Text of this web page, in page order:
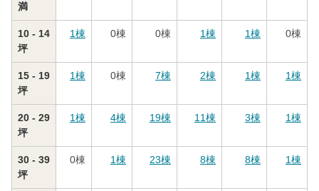
満
10 - 14
坪
1棟 0棟 0棟 1棟 1棟 0棟
15 - 19
坪
1棟 0棟 7棟 2棟 1棟 1棟
20 - 29
坪
1棟 4棟 19棟 11棟 3棟 1棟
30 - 39
坪
0棟 1棟 23棟 8棟 8棟 1棟